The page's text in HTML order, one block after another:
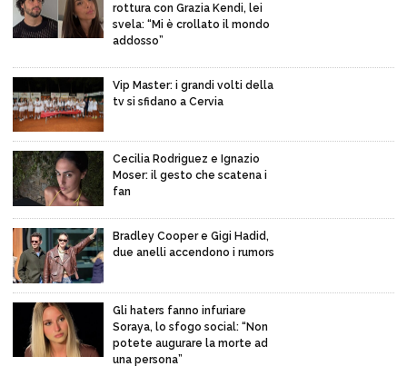
rottura con Grazia Kendi, lei
svela: “Mi è crollato il mondo
addosso”
Vip Master: i grandi volti della
tv si sfidano a Cervia
Cecilia Rodriguez e Ignazio
Moser: il gesto che scatena i
fan
Bradley Cooper e Gigi Hadid,
due anelli accendono i rumors
Gli haters fanno infuriare
Soraya, lo sfogo social: “Non
potete augurare la morte ad
una persona”